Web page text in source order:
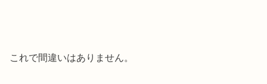
これで間違いはありません。